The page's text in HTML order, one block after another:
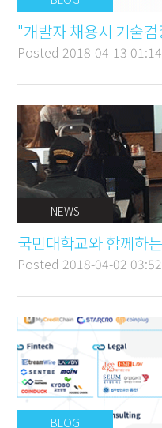
Posted 2018-04-13 01:14
NEWS
Posted 2018-04-02 03:52
BLOG